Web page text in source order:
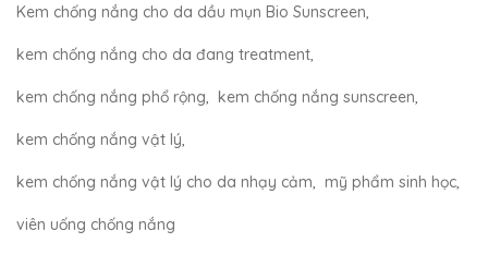
Kem chống nắng cho da dầu mụn Bio Sunscreen,
kem chống nắng cho da đang treatment,
kem chống nắng phổ rộng, kem chống nắng sunscreen,
kem chống nắng vật lý,
kem chống nắng vật lý cho da nhạy cảm, mỹ phẩm sinh học,
viên uống chống nắng